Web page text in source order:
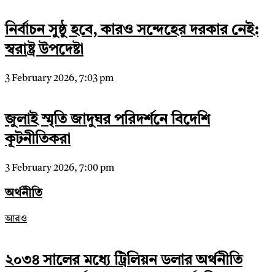
নির্বাচন সুষ্ঠু হবে, কারও সন্দেহের দরকার নেই:
স্বরাষ্ট্র উপদেষ্টা
3 February 2026, 7:03 pm
জুলাই স্মৃতি জাদুঘর পরিদর্শনে বিদেশি
কূটনীতিকরা
3 February 2026, 7:00 pm
অর্থনীতি
আরও
২০৩৪ সালের মধ্যে ট্রিলিয়ন ডলার অর্থনীতি